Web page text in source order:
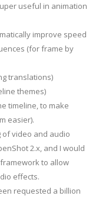
useful in animation
improve speed
(for frame by
translations)
themes)
timeline, to make
easier).
of video and audio
2.x, and I would
to allow
effects.
requested a billion